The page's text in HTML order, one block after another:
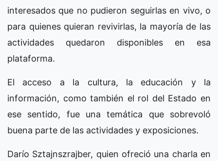
interesados que no pudieron seguirlas en vivo, o
para quienes quieran revivirlas, la mayoría de las
actividades quedaron disponibles en esa
plataforma.
El acceso a la cultura, la educación y la
información, como también el rol del Estado en
ese sentido, fue una temática que sobrevoló
buena parte de las actividades y exposiciones.
Darío Sztajnszrajber, quien ofreció una charla en